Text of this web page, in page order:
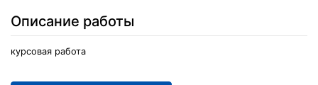
Описание работы
курсовая работа